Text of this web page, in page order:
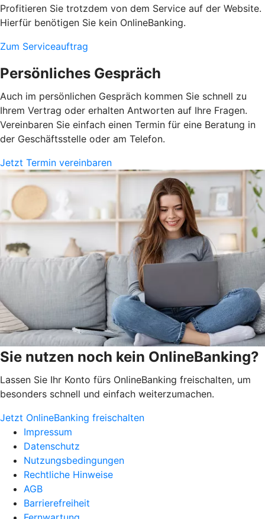
Profitieren Sie trotzdem von dem Service auf der Website.
Hierfür benötigen Sie kein OnlineBanking.
Zum Serviceauftrag
Persönliches Gespräch
Auch im persönlichen Gespräch kommen Sie schnell zu
Ihrem Vertrag oder erhalten Antworten auf Ihre Fragen.
Vereinbaren Sie einfach einen Termin für eine Beratung in
der Geschäftsstelle oder am Telefon.
Jetzt Termin vereinbaren
Sie nutzen noch kein OnlineBanking?
Lassen Sie Ihr Konto fürs OnlineBanking freischalten, um
besonders schnell und einfach weiterzumachen.
Jetzt OnlineBanking freischalten
Impressum
Datenschutz
Nutzungsbedingungen
Rechtliche Hinweise
AGB
Barrierefreiheit